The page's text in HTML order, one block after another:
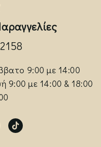
9:00 με 14:00
9:00 με 14:00 & 18:00
Tik-